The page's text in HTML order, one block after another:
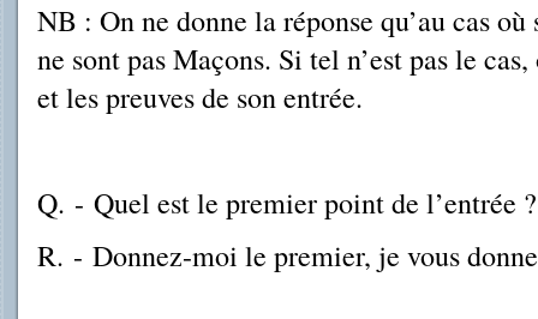
NB : On ne donne la réponse qu’au cas
ne sont pas Maçons. Si tel n’est pas le
et les preuves de son entrée.
Q. - Quel est le premier point de l’entrée ?
R. - Donnez-moi le premier, je vous